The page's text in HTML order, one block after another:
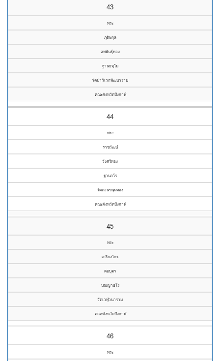
43
พระ
ภุดิษกุล
ลพพันธุ์ทอง
ฐานธมฺโม
วัดป่าวิเวกพัฒนาราม
คณะจังหวัดบึงกาฬ
44
พระ
ราชวัฒน์
วังศรีทอง
ฐานกโร
วัดดอนขนุนทอง
คณะจังหวัดบึงกาฬ
45
พระ
เกรียงไกร
ดอบุตร
ปญฺญาธโร
วัดเวฬุวนาราม
คณะจังหวัดบึงกาฬ
46
พระ